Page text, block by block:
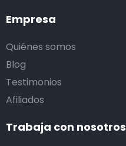
Empresa
Quiénes somos
Blog
Testimonios
Afiliados
Trabaja con nosotros